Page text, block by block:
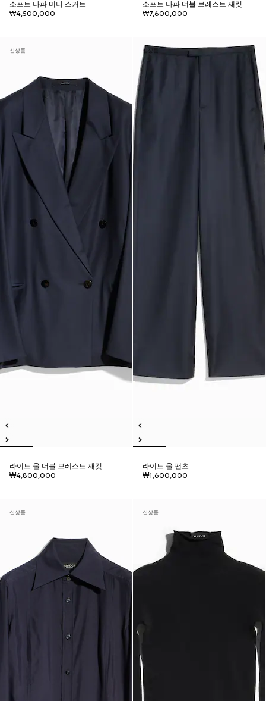
소프트 나파 미니 스커트
₩4,500,000
소프트 나파 더블 브레스트 재킷
₩7,600,000
신상품
라이트 울 더블 브레스트 재킷
₩4,800,000
신상품
라이트 울 팬츠
₩1,600,000
신상품 신상품